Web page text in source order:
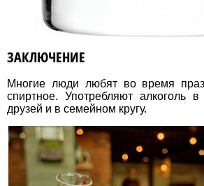
ЗАКЛЮЧЕНИЕ
Многие люди любят во время
спиртное. Употребляют алкоголь
друзей и в семейном кругу.